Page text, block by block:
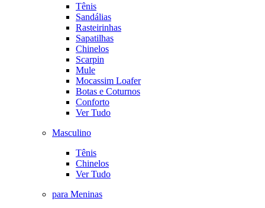
Tênis
Sandálias
Rasteirinhas
Sapatilhas
Chinelos
Scarpin
Mule
Mocassim Loafer
Botas e Coturnos
Conforto
Ver Tudo
Masculino
Tênis
Chinelos
Ver Tudo
para Meninas